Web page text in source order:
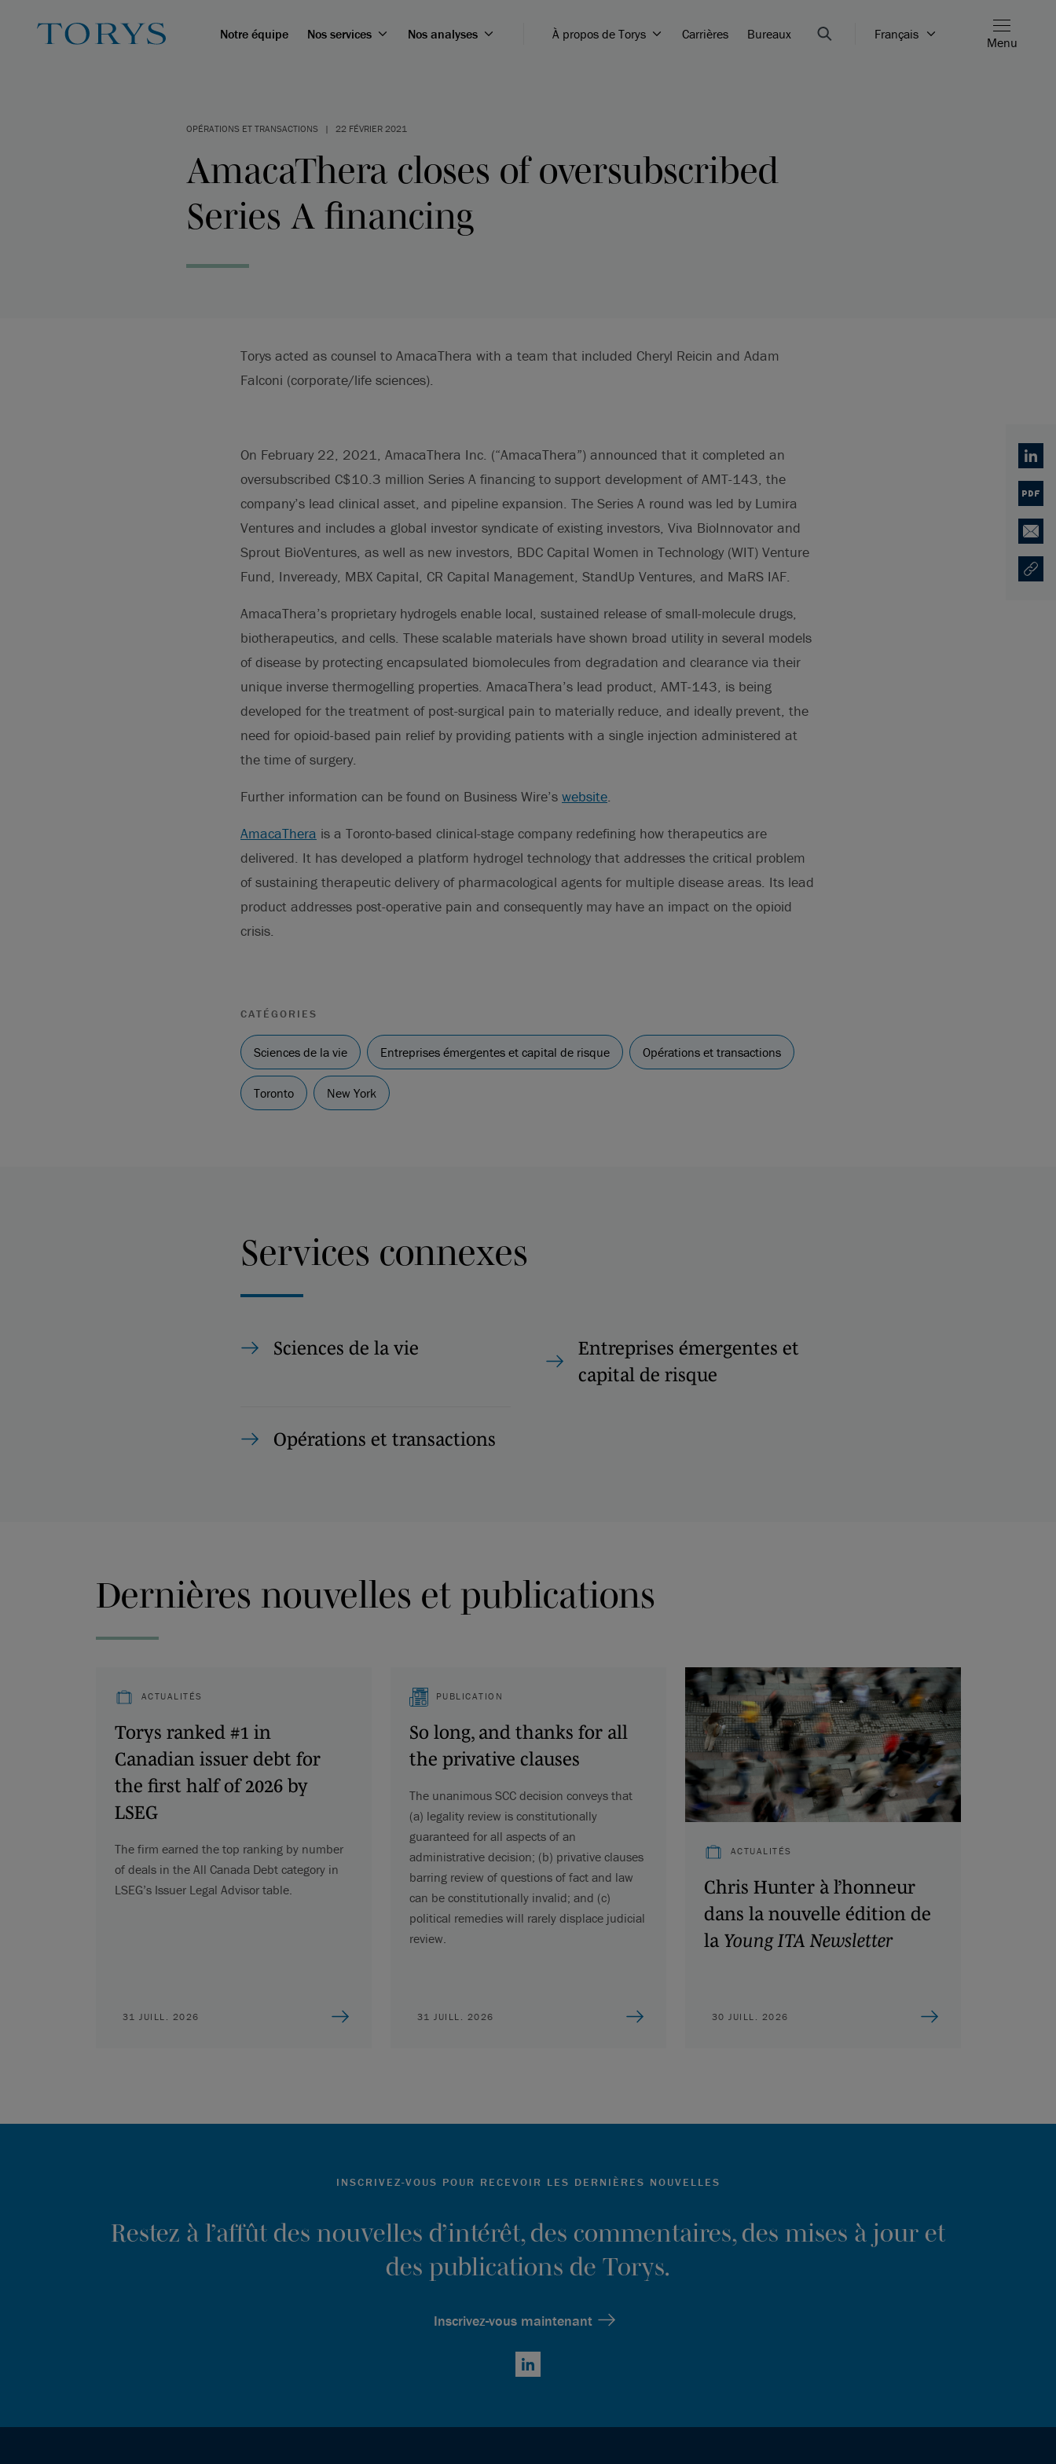
Notre équipe Nos services Nos analyses À propos de Torys Carrières Bureaux Français
Menu
OPÉRATIONS ET TRANSACTIONS | 22 FÉVRIER 2021
AmacaThera closes of oversubscribed
Series A financing
Torys acted as counsel to AmacaThera with a team that included Cheryl Reicin and Adam
Falconi (corporate/life sciences).
On February 22, 2021, AmacaThera Inc. (“AmacaThera”) announced that it completed an
oversubscribed C$10.3 million Series A financing to support development of AMT-143, the
company’s lead clinical asset, and pipeline expansion. The Series A round was led by Lumira
Ventures and includes a global investor syndicate of existing investors, Viva BioInnovator and
Sprout BioVentures, as well as new investors, BDC Capital Women in Technology (WIT) Venture
Fund, Inveready, MBX Capital, CR Capital Management, StandUp Ventures, and MaRS IAF.
AmacaThera’s proprietary hydrogels enable local, sustained release of small-molecule drugs,
biotherapeutics, and cells. These scalable materials have shown broad utility in several models
of disease by protecting encapsulated biomolecules from degradation and clearance via their
unique inverse thermogelling properties. AmacaThera’s lead product, AMT-143, is being
developed for the treatment of post-surgical pain to materially reduce, and ideally prevent, the
need for opioid-based pain relief by providing patients with a single injection administered at
the time of surgery.
Further information can be found on Business Wire’s website.
AmacaThera is a Toronto-based clinical-stage company redefining how therapeutics are
delivered. It has developed a platform hydrogel technology that addresses the critical problem
of sustaining therapeutic delivery of pharmacological agents for multiple disease areas. Its lead
product addresses post-operative pain and consequently may have an impact on the opioid
crisis.
CATÉGORIES
Sciences de la vie Entreprises émergentes et capital de risque Opérations et transactions
Toronto New York
Services connexes
Sciences de la vie
Entreprises émergentes et
capital de risque
Opérations et transactions
PDF
Email
Copy
Dernières nouvelles et publications
ACTUALITÉS
Torys ranked #1 in
Canadian issuer debt for
the first half of 2026 by
LSEG
The firm earned the top ranking by number
of deals in the All Canada Debt category in
LSEG’s Issuer Legal Advisor table.
31 JUILL. 2026
PUBLICATION
So long, and thanks for all
the privative clauses
The unanimous SCC decision conveys that
(a) legality review is constitutionally
guaranteed for all aspects of an
administrative decision; (b) privative clauses
barring review of questions of fact and law
can be constitutionally invalid; and (c)
political remedies will rarely displace judicial
review.
31 JUILL. 2026
ACTUALITÉS
Chris Hunter à l’honneur
dans la nouvelle édition de
la Young ITA Newsletter
30 JUILL. 2026
INSCRIVEZ-VOUS POUR RECEVOIR LES DERNIÈRES NOUVELLES
Restez à l’affût des nouvelles d’intérêt, des commentaires, des mises à jour et
des publications de Torys.
Inscrivez-vous maintenant
LinkedIn